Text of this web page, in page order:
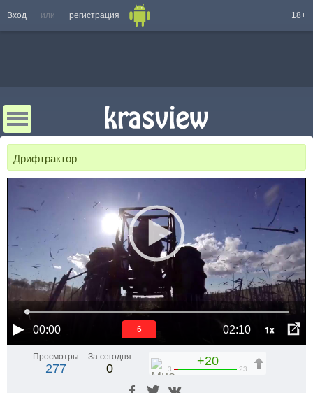
Вход или регистрация 18+
Дрифтрактор
00:00 02:10 1x
6
Просмотры
277
За сегодня
0
+20
3 23